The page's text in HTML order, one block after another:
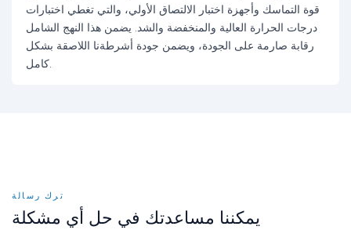
قوة التماسك وأجهزة اختبار الالتصاق الأولي، والتي تغطي اختبارات
درجات الحرارة العالية والمنخفضة والشد. يضمن هذا النهج الشامل
رقابة صارمة على الجودة، ويضمن جودة أشرطةنا اللاصقة بشكل
كامل.
ترك رسالة
يمكننا مساعدتك في حل أي مشكلة